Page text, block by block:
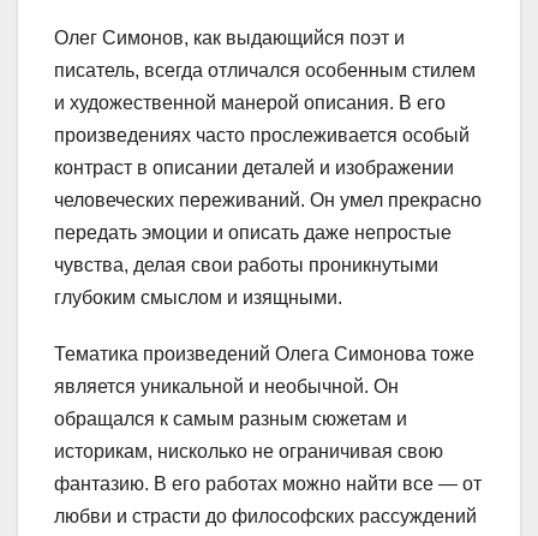
Олег Симонов, как выдающийся поэт и
писатель, всегда отличался особенным стилем
и художественной манерой описания. В его
произведениях часто прослеживается особый
контраст в описании деталей и изображении
человеческих переживаний. Он умел прекрасно
передать эмоции и описать даже непростые
чувства, делая свои работы проникнутыми
глубоким смыслом и изящными.
Тематика произведений Олега Симонова тоже
является уникальной и необычной. Он
обращался к самым разным сюжетам и
историкам, нисколько не ограничивая свою
фантазию. В его работах можно найти все — от
любви и страсти до философских рассуждений